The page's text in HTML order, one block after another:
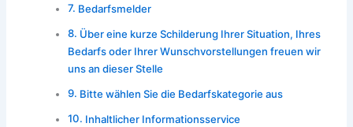
Bedarfsmelder
Über eine kurze Schilderung Ihrer Situation, Ihres
Bedarfs oder Ihrer Wunschvorstellungen freuen wir
uns an dieser Stelle
Bitte wählen Sie die Bedarfskategorie aus
Inhaltlicher Informationsservice